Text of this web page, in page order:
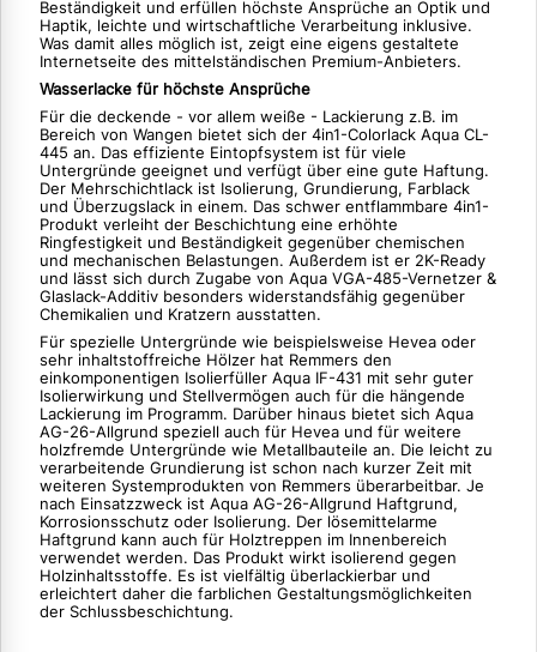
Beständigkeit und erfüllen höchste Ansprüche an Optik und
Haptik, leichte und wirtschaftliche Verarbeitung inklusive.
Was damit alles möglich ist, zeigt eine eigens gestaltete
Internetseite des mittelständischen Premium-Anbieters.
Wasserlacke für höchste Ansprüche
Für die deckende - vor allem weiße - Lackierung z.B. im
Bereich von Wangen bietet sich der 4in1-Colorlack Aqua CL-
445 an. Das effiziente Eintopfsystem ist für viele
Untergründe geeignet und verfügt über eine gute Haftung.
Der Mehrschichtlack ist Isolierung, Grundierung, Farblack
und Überzugslack in einem. Das schwer entflammbare 4in1-
Produkt verleiht der Beschichtung eine erhöhte
Ringfestigkeit und Beständigkeit gegenüber chemischen
und mechanischen Belastungen. Außerdem ist er 2K-Ready
und lässt sich durch Zugabe von Aqua VGA-485-Vernetzer &
Glaslack-Additiv besonders widerstandsfähig gegenüber
Chemikalien und Kratzern ausstatten.
Für spezielle Untergründe wie beispielsweise Hevea oder
sehr inhaltstoffreiche Hölzer hat Remmers den
einkomponentigen Isolierfüller Aqua IF-431 mit sehr guter
Isolierwirkung und Stellvermögen auch für die hängende
Lackierung im Programm. Darüber hinaus bietet sich Aqua
AG-26-Allgrund speziell auch für Hevea und für weitere
holzfremde Untergründe wie Metallbauteile an. Die leicht zu
verarbeitende Grundierung ist schon nach kurzer Zeit mit
weiteren Systemprodukten von Remmers überarbeitbar. Je
nach Einsatzzweck ist Aqua AG-26-Allgrund Haftgrund,
Korrosionsschutz oder Isolierung. Der lösemittelarme
Haftgrund kann auch für Holztreppen im Innenbereich
verwendet werden. Das Produkt wirkt isolierend gegen
Holzinhaltsstoffe. Es ist vielfältig überlackierbar und
erleichtert daher die farblichen Gestaltungsmöglichkeiten
der Schlussbeschichtung.